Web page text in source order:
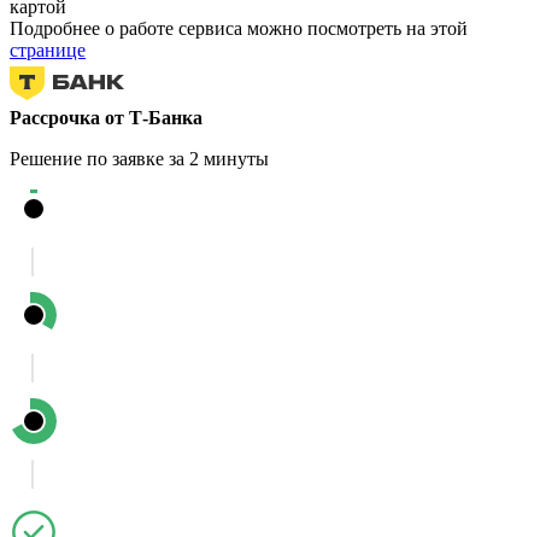
картой
Подробнее о работе сервиса можно посмотреть на этой
странице
Рассрочка от Т-Банка
Решение по заявке за 2 минуты